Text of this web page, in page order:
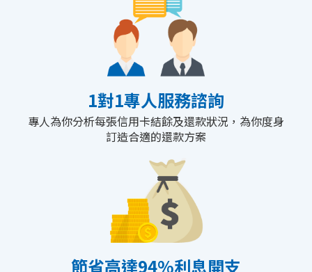
1對1專人服務諮詢
專人為你分析每張信用卡結餘及還款狀況，為你度身
訂造合適的還款方案
節省高達94%利息開支